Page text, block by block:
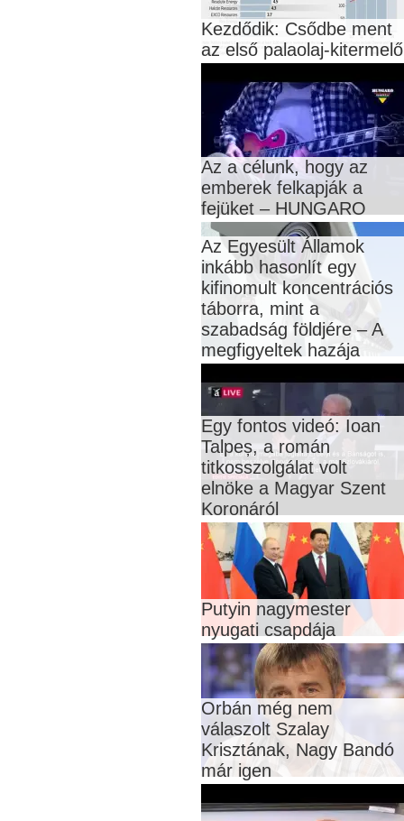
Kezdődik: Csődbe ment
az első palaolaj-kitermelő
Az a célunk, hogy az
emberek felkapják a
fejüket – HUNGARO
Az Egyesült Államok
inkább hasonlít egy
kifinomult koncentrációs
táborra, mint a
szabadság földjére – A
megfigyeltek hazája
Egy fontos videó: Ioan
Talpeș, a román
titkosszolgálat volt
elnöke a Magyar Szent
Koronáról
Putyin nagymester
nyugati csapdája
Orbán még nem
válaszolt Szalay
Krisztának, Nagy Bandó
már igen